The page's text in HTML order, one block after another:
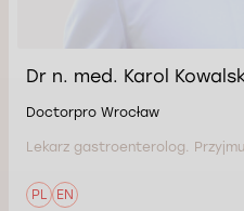
Dr n. med. Karol
Doctorpro Wrocław
Lekarz gastroenterolog.
PL EN